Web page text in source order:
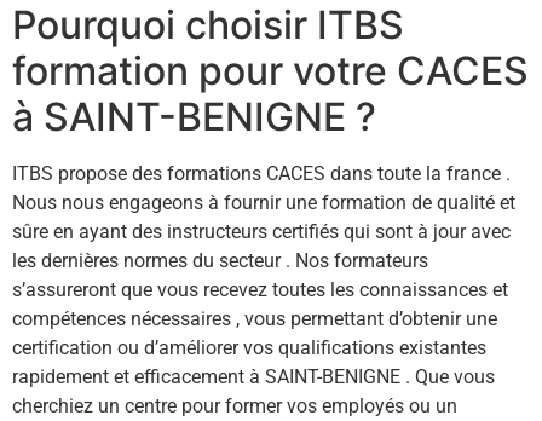
Pourquoi choisir ITBS
formation pour votre CACES
à SAINT-BENIGNE ?
ITBS propose des formations CACES dans toute la france .
Nous nous engageons à fournir une formation de qualité et
sûre en ayant des instructeurs certifiés qui sont à jour avec
les dernières normes du secteur . Nos formateurs
s’assureront que vous recevez toutes les connaissances et
compétences nécessaires , vous permettant d’obtenir une
certification ou d’améliorer vos qualifications existantes
rapidement et efficacement à SAINT-BENIGNE . Que vous
cherchiez un centre pour former vos employés ou un